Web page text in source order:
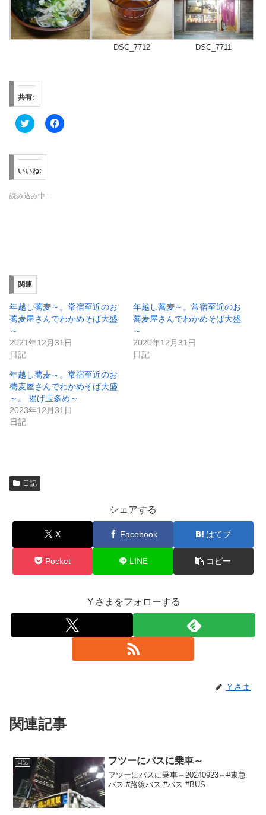
DSC_7712 DSC_7711
共有:
ク
リ
し
て
T
w
i
t
ウ
ィ
ン
ウ
で
開
ま
す
F
a
い
(
新
い
ウ
ウ
で
開
き
ま
す
いいね:
読み込み中…
関連
年越し蕎麦～。常宿至近のお
蕎麦屋さんでわかめそば大盛
～
2021年12月31日
日記
年越し蕎麦～。常宿至近のお
蕎麦屋さんでわかめそば大盛
～
2020年12月31日
日記
年越し蕎麦～。常宿至近のお
蕎麦屋さんでわかめそば大盛
～。 揚げ玉多め～
2023年12月31日
日記
日記
シェアする
X Facebook はてブ
Pocket LINE コピー
Ｙさまをフォローする
Ｙさま
関連記事
日記 フツーにバスに乗車～
フツーにバスに乗車～20240923～#東急
バス #路線バス #バス #BUS